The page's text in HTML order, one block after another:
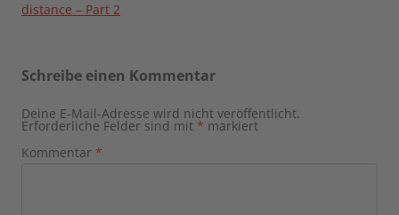
distance – Part 2
Schreibe einen Kommentar
Deine E-Mail-Adresse wird nicht veröffentlicht.
Erforderliche Felder sind mit * markiert
Kommentar *